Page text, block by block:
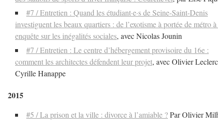
#7 / Entretien : Quand les étudiant·e·s de Seine-Saint-Denis
investiguent les beaux quartiers : de l’exotisme à portée de métro
enquête sur les inégalités sociales, avec Nicolas Jounin
#7 / Entretien : Le centre d’hébergement provisoire du 16e :
comment les architectes défendent leur projet, avec Olivier
Cyrille Hanappe
2015
#5 / La prison et la ville : divorce à l’amiable ?Par Olivier